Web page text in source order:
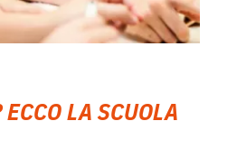
LA SCUOLA